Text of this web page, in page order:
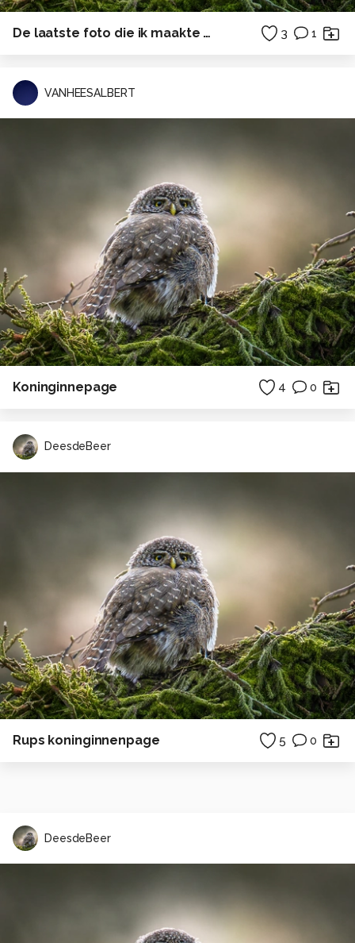
De laatste foto die ik maakte van de Libel 3 1
VANHEESALBERT
Koninginnepage 4 0
DeesdeBeer
Rups koninginnenpage 5 0
DeesdeBeer